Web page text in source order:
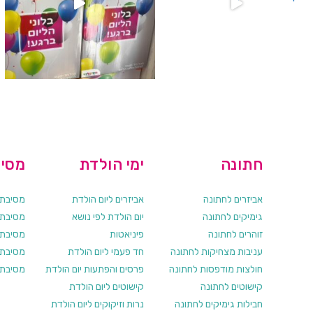
מסיבת
מסיבת
מסיבת
מסיבת
מסיבת
ימי הולדת
אביזרים ליום הולדת
יום הולדת לפי נושא
פיניאטות
חד פעמי ליום הולדת
פרסים והפתעות יום הולדת
קישוטים ליום הולדת
נרות וזיקוקים ליום הולדת
חתונה
אביזרים לחתונה
גימיקים לחתונה
זוהרים לחתונה
עניבות מצחיקות לחתונה
חולצות מודפסות לחתונה
קישוטים לחתונה
חבילות גימיקים לחתונה